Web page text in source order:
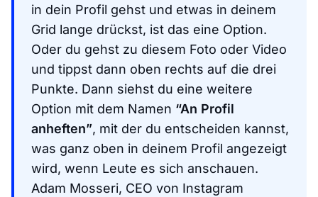
in dein Profil gehst und etwas in deinem
Grid lange drückst, ist das eine Option.
Oder du gehst zu diesem Foto oder Video
und tippst dann oben rechts auf die drei
Punkte. Dann siehst du eine weitere
Option mit dem Namen “An Profil
anheften”, mit der du entscheiden kannst,
was ganz oben in deinem Profil angezeigt
wird, wenn Leute es sich anschauen.
Adam Mosseri, CEO von Instagram